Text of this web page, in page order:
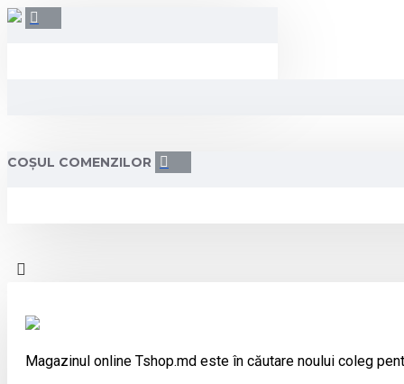
COȘUL COMENZILOR
Magazinul online Tshop.md este în căutare noului coleg